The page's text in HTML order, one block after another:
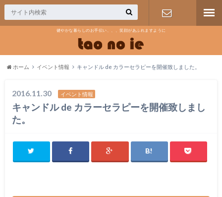
健やかな暮らしのお手伝い、、、笑顔があふれますように
ホーム イベント情報 キャンドル de カラーセラピーを開催致しました。
2016.11.30 イベント情報
キャンドル de カラーセラピーを開催致しまし
た。